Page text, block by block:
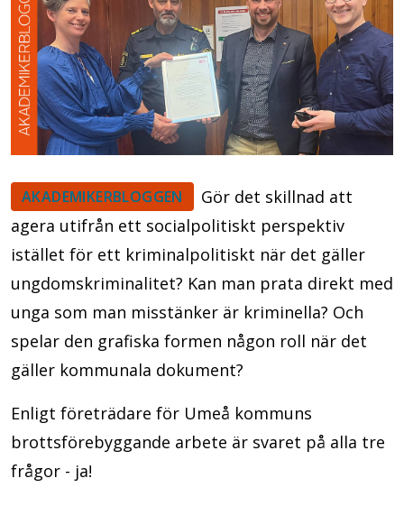
AKADEMIKERBLOGGEN
Gör det skillnad att
agera utifrån ett socialpolitiskt perspektiv
istället för ett kriminalpolitiskt när det gäller
ungdomskriminalitet? Kan man prata direkt med
unga som man misstänker är kriminella? Och
spelar den grafiska formen någon roll när det
gäller kommunala dokument?
Enligt företrädare för Umeå kommuns
brottsförebyggande arbete är svaret på alla tre
frågor - ja!